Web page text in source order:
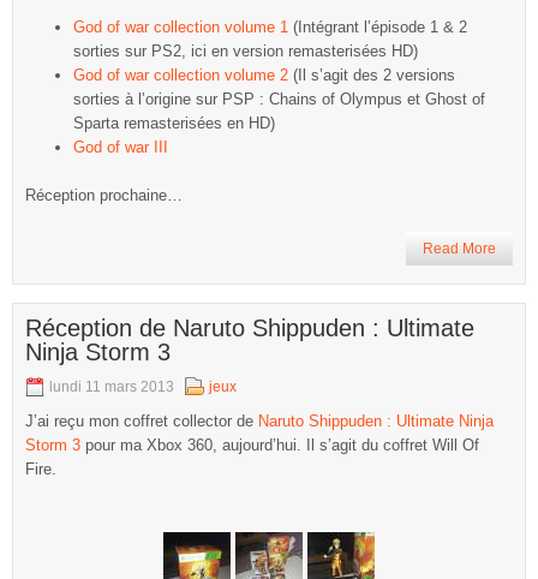
God of war collection volume 1 (Intégrant l’épisode 1 & 2
sorties sur PS2, ici en version remasterisées HD)
God of war collection volume 2 (Il s’agit des 2 versions
sorties à l’origine sur PSP : Chains of Olympus et Ghost of
Sparta remasterisées en HD)
God of war III
Réception prochaine…
Read More
Réception de Naruto Shippuden : Ultimate
Ninja Storm 3
lundi 11 mars 2013 jeux
J’ai reçu mon coffret collector de Naruto Shippuden : Ultimate Ninja
Storm 3 pour ma Xbox 360, aujourd’hui. Il s’agit du coffret Will Of
Fire.